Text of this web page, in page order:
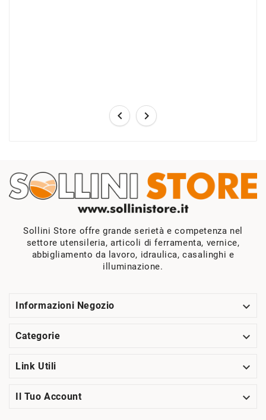
 
Sollini Store offre grande serietà e competenza nel
settore utensileria, articoli di ferramenta, vernice,
abbigliamento da lavoro, idraulica, casalinghi e
illuminazione.
Informazioni Negozio 
Categorie 
Link Utili 
Il Tuo Account 